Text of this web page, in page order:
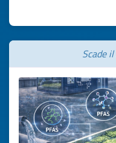
Scade il